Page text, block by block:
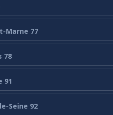
Marne 77
78
91
Seine 92